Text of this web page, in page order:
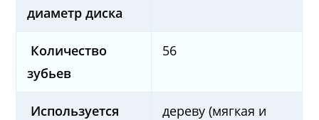
диаметр диска
Количество
зубьев
56
Используется
дереву (мягкая и